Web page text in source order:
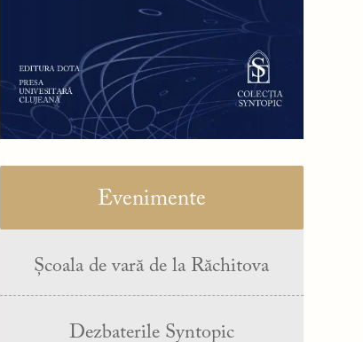
Evenimente
Școala de vară de la Răchitova
Dezbaterile Syntopic